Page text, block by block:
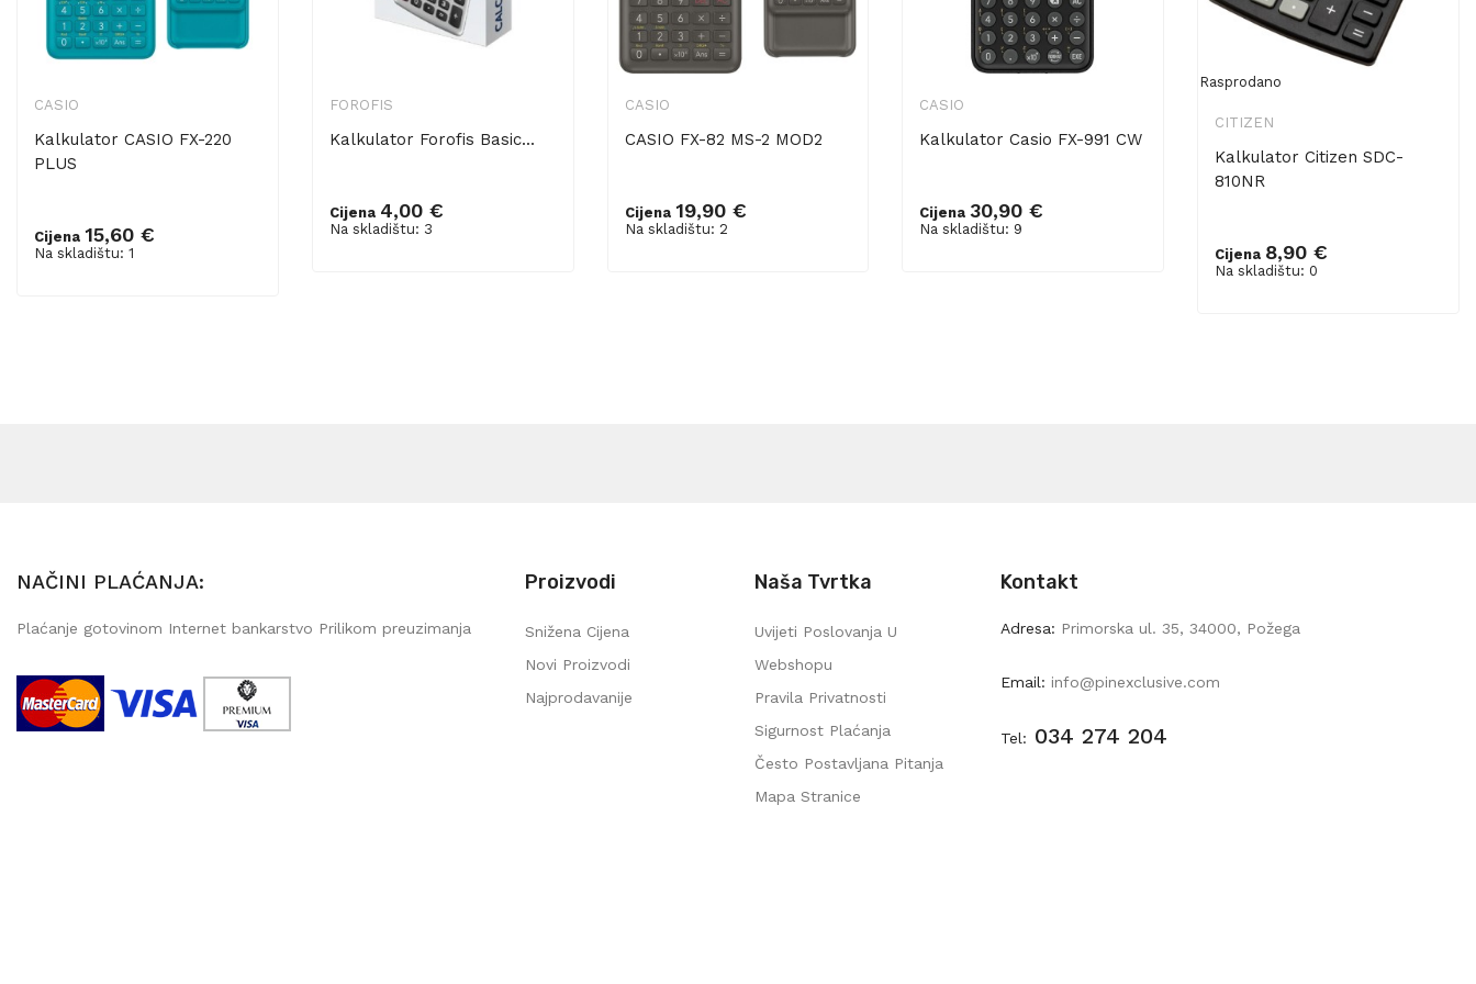
CASIO
Kalkulator CASIO FX-220
PLUS
Cijena 15,60 €
Na skladištu: 1
Dodaj u košaricu
FOROFIS
Kalkulator Forofis Basic...
Cijena 4,00 €
Na skladištu: 3
Dodaj u košaricu
CASIO
CASIO FX-82 MS-2 MOD2
Cijena 19,90 €
Na skladištu: 2
Dodaj u košaricu
CASIO
Kalkulator Casio FX-991 CW
Cijena 30,90 €
Na skladištu: 9
Dodaj u košaricu
Rasprodano
CITIZEN
Kalkulator Citizen SDC-
810NR
Cijena 8,90 €
Na skladištu: 0
NAČINI PLAĆANJA:
Plaćanje gotovinom Internet bankarstvo Prilikom preuzimanja
Proizvodi
Snižena Cijena
Novi Proizvodi
Najprodavanije
Naša Tvrtka
Uvijeti Poslovanja U
Webshopu
Pravila Privatnosti
Sigurnost Plaćanja
Često Postavljana Pitanja
Mapa Stranice
Kontakt
Adresa: Primorska ul. 35, 34000, Požega
Email: info@pinexclusive.com
Tel: 034 274 204